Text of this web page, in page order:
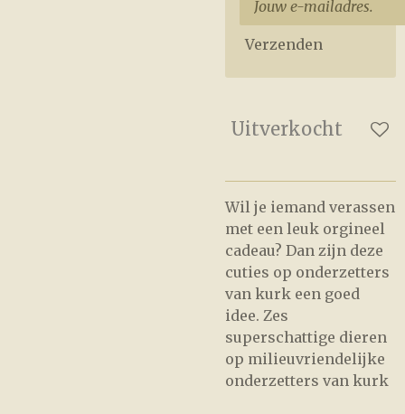
Verzenden
Uitverkocht
Wil je iemand verassen
met een leuk orgineel
cadeau? Dan zijn deze
cuties op onderzetters
van kurk een goed
idee. Zes
superschattige dieren
op milieuvriendelijke
onderzetters van kurk